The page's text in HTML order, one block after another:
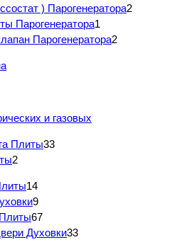
) Парогенератора2
Парогенератора1
Парогенератора2
и газовых
Плиты33
2
14
9
67
Духовки33